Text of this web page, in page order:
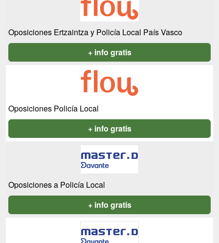
Oposiciones Ertzaintza y Policía Local País Vasco
+ info gratis
Oposiciones Policía Local
+ info gratis
Oposiciones a Policía Local
+ info gratis